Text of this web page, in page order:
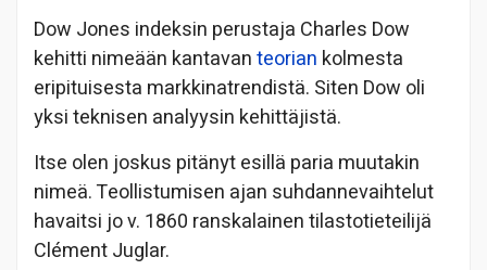
Dow Jones indeksin perustaja Charles Dow
kehitti nimeään kantavanteorian kolmesta
eripituisesta markkinatrendistä. Siten Dow oli
yksi teknisen analyysin kehittäjistä.
Itse olen joskus pitänyt esillä paria muutakin
nimeä. Teollistumisen ajan suhdannevaihtelut
havaitsi jo v. 1860 ranskalainen tilastotieteilijä
Clément Juglar.